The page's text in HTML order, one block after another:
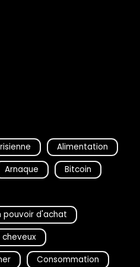
Alimentation
Arnaque
Bitcoin
pouvoir d'achat
Consommation